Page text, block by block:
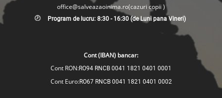
office@salveazaoinima.ro(cazuri copii )
Program de lucru: 8:30 - 16:30 (de Luni pana Vineri)
Cont (IBAN) bancar:
Cont RON:RO94 RNCB 0041 1821 0401 0001
Cont Euro:RO67 RNCB 0041 1821 0401 0002